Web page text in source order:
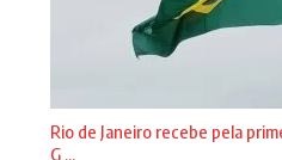
Rio de Janeiro recebe pela
G ...